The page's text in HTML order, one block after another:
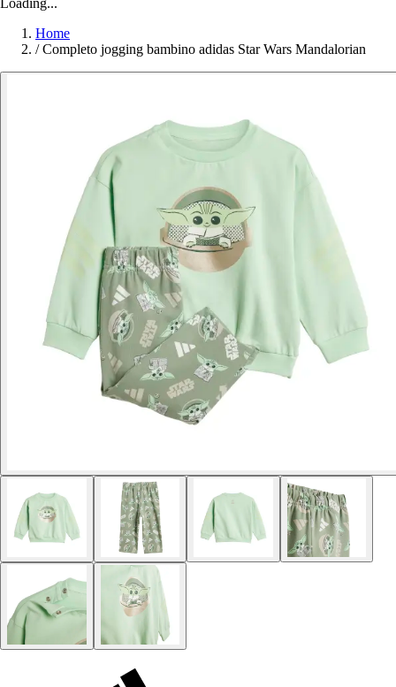
Home
/ Completo jogging bambino adidas Star Wars Mandalorian